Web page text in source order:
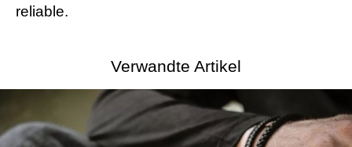
‍reliable.
Verwandte Artikel